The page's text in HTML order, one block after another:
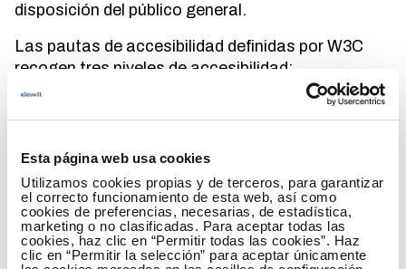
Esta página web usa cookies
Utilizamos cookies propias y de terceros, para garantizar
el correcto funcionamiento de esta web, así como
cookies de preferencias, necesarias, de estadística,
marketing o no clasificadas. Para aceptar todas las
cookies, haz clic en “Permitir todas las cookies”. Haz
clic en “Permitir la selección” para aceptar únicamente
disposición del público general.
Las pautas de accesibilidad definidas por W3C
recogen tres niveles de accesibilidad:
es un requerimiento básico para
algunos grupos de usuarios. Su
incumplimiento impediría el acceso a la
información de algunas personas.
Nivel AA:su objetivo es eliminar importantes
barreras de acceso. Su incumplimiento
podría dificultar a algunas personas el